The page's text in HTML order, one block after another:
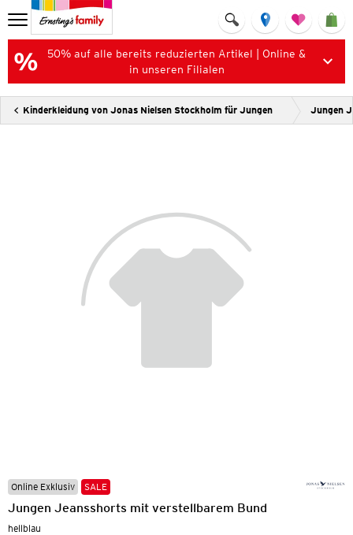
50% auf alle bereits reduzierten Artikel | Online &
in unseren Filialen
Kinderkleidung von Jonas Nielsen Stockholm für Jungen Jungen
Online Exklusiv SALE
Jungen Jeansshorts mit verstellbarem Bund
hellblau